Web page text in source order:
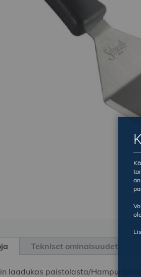
laadukas paistolasta/
Tekniset ominaisuudet